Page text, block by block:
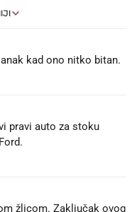
kad ono nitko bitan.
pravi auto za stoku
žlicom. Zaključak ovog